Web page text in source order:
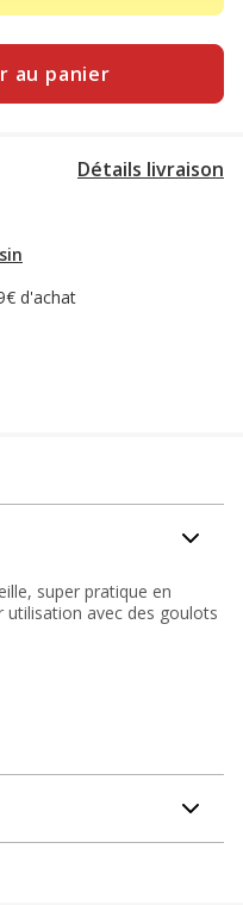
au panier
Détails livraison
d'achat
super pratique en
utilisation avec des goulots